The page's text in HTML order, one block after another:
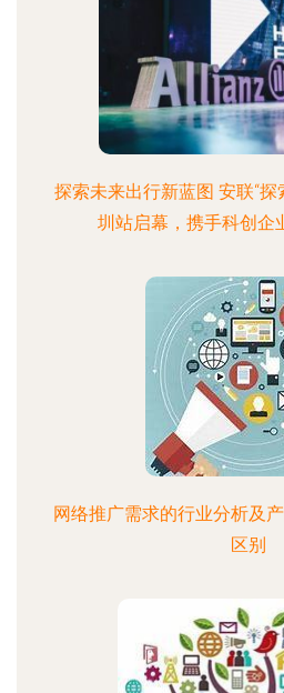
探索未来出行新蓝图 安联“探
圳站启幕，携手科创企
网络推广需求的行业分析及
区别